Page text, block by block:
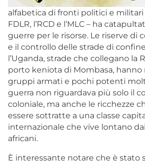
alfabetica di fronti politici e militari
FDLR, l’RCD e l’MLC – ha
guerre per le risorse. Le riserve di
e il controllo delle strade di
l’Uganda, strade che collegano la
porto keniota di Mombasa, hanno
gruppi armati e pochi potenti
guerra non riguardava più solo il
coloniale, ma anche le ricchezze
essere sottratte a una classe
internazionale che vive lontano
africani.
È interessante notare che è stato